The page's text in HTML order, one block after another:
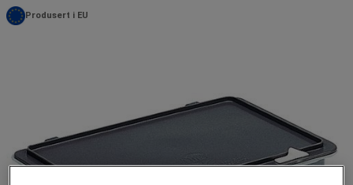
Produsert i EU